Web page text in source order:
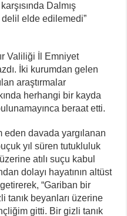
Dalmış
elde edilemedi”
Valiliği İl Emniyet
İki kurumdan gelen
araştırmalar
herhangi bir kayda
beraat etti.
eden davada yargılanan
yıl süren tutukluluk
atılı suçu kabul
dolayı hayatının altüst
“Gariban bir
tanık beyanları üzerine
gitti. Bir gizli tanık